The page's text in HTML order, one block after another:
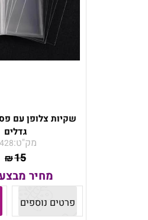
שקיות צלופן עם פס
גדלים
מק"ט:
₪15
מחיר
פרטים נוספים